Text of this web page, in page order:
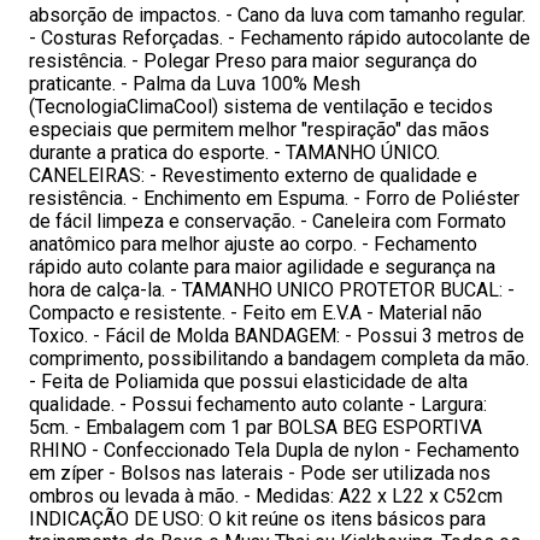
absorção de impactos. - Cano da luva com tamanho regular.
- Costuras Reforçadas. - Fechamento rápido autocolante de
resistência. - Polegar Preso para maior segurança do
praticante. - Palma da Luva 100% Mesh
(TecnologiaClimaCool) sistema de ventilação e tecidos
especiais que permitem melhor "respiração" das mãos
durante a pratica do esporte. - TAMANHO ÚNICO.
CANELEIRAS: - Revestimento externo de qualidade e
resistência. - Enchimento em Espuma. - Forro de Poliéster
de fácil limpeza e conservação. - Caneleira com Formato
anatômico para melhor ajuste ao corpo. - Fechamento
rápido auto colante para maior agilidade e segurança na
hora de calça-la. - TAMANHO UNICO PROTETOR BUCAL: -
Compacto e resistente. - Feito em E.V.A - Material não
Toxico. - Fácil de Molda BANDAGEM: - Possui 3 metros de
comprimento, possibilitando a bandagem completa da mão.
- Feita de Poliamida que possui elasticidade de alta
qualidade. - Possui fechamento auto colante - Largura:
5cm. - Embalagem com 1 par BOLSA BEG ESPORTIVA
RHINO - Confeccionado Tela Dupla de nylon - Fechamento
em zíper - Bolsos nas laterais - Pode ser utilizada nos
ombros ou levada à mão. - Medidas: A22 x L22 x C52cm
INDICAÇÃO DE USO: O kit reúne os itens básicos para